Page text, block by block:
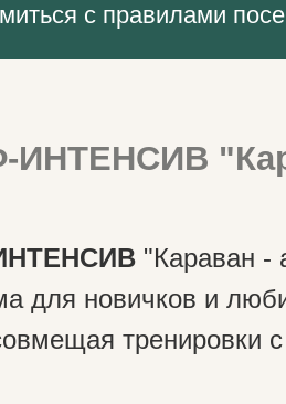
с правилами
ИНТЕНСИВ
"Караван -
для новичков и
тренировки